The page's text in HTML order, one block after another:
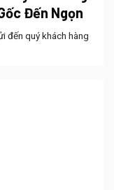
Đến Ngọn
đến quý khách hàng